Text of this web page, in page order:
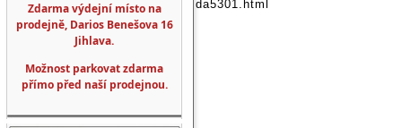
Zdarma výdejní místo na
prodejně, Darios Benešova 16
Jihlava.
Možnost parkovat zdarma
přímo před naší prodejnou.